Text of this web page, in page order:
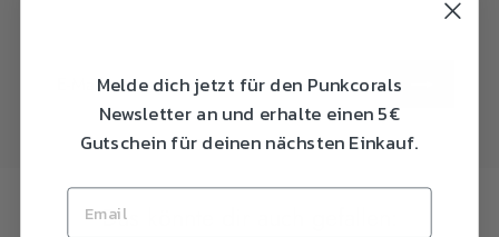
EINTRAGEN
Das könnte dir auch gefallen:
Melde dich jetzt für den Punkcorals
Newsletter an und erhalte einen 5€
Gutschein für deinen nächsten Einkauf.